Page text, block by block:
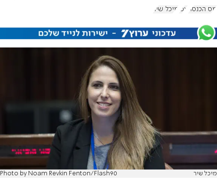
מס הכנסה עכו מיכל שיר
מיכל שיר Photo by Noam Revkin Fenton/Flash90